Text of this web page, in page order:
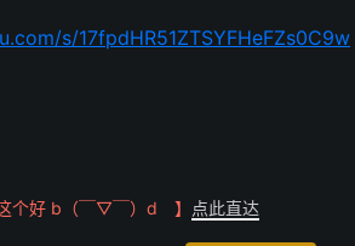
s/17fpdHR51ZTSYFHeFZs0C9w
个好 b（￣▽￣）d 】 点此直达